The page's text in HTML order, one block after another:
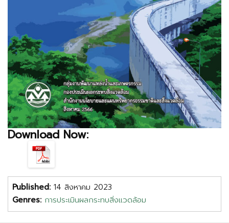
Download Now:
Published: 14 สิงหาคม 2023
Genres: การประเมินผลกระทบสิ่งแวดล้อม